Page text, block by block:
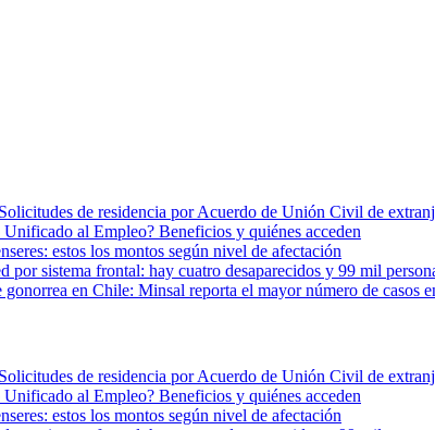
de residencia por Acuerdo de Unión Civil de
al Empleo? Beneficios y quiénes acceden
estos los montos según nivel de afectación
por sistema frontal: hay cuatro desaparecidos y 99 mil
gonorrea en Chile: Minsal reporta el mayor número de casos
de residencia por Acuerdo de Unión Civil de
al Empleo? Beneficios y quiénes acceden
estos los montos según nivel de afectación